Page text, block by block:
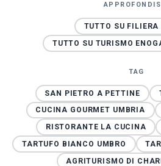
TUTTO SU FILIERA
TUTTO SU TURISMO
TAG
SAN PIETRO A PETTINE
CUCINA GOURMET UMBRIA
RISTORANTE LA CUCINA
TARTUFO BIANCO UMBRO
AGRITURISMO DI